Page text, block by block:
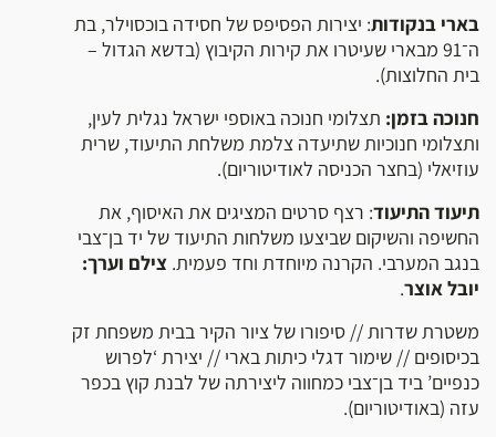
בארי בנקודות: יצירות הפסיפס של חסידה בוכסוילר, בת
ה־91 מבארי שעיטרו את קירות הקיבוץ (בדשא הגדול –
בית החלוצות).
חנוכה בזמן: תצלומי חנוכה באוספי ישראל נגלית לעין,
ותצלומי חנוכיות שתיעדה צלמת משלחת התיעוד, שרית
עוזיאלי (בחצר הכניסה לאודיטוריום).
תיעוד התיעוד: רצף סרטים המציגים את האיסוף, את
החשיפה והשיקום שביצעו משלחות התיעוד של יד בן־צבי
בנגב המערבי. הקרנה מיוחדת וחד פעמית. צילם וערך:
יובל אוצר.
משטרת שדרות // סיפורו של ציור הקיר בבית משפחת זק
בכיסופים // שימור דגלי כיתות בארי // יצירת ‘לפרוש
כנפיים’ ביד בן־צבי כמחווה ליצירתה של לבנת קוץ בכפר
עזה (באודיטוריום).